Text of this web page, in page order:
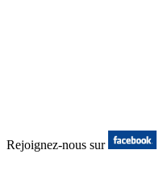
Rejoignez-nous sur